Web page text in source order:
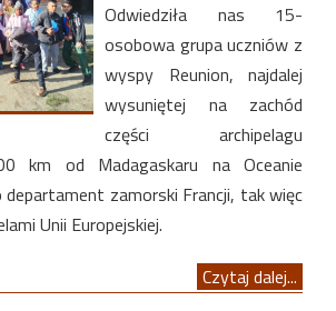
Odwiedziła nas 15-
osobowa grupa uczniów z
wyspy Reunion, najdalej
wysuniętej na zachód
części archipelagu
km od Madagaskaru na Oceanie
zamorski Francji, tak więc
Unii Europejskiej.
Czytaj dalej...